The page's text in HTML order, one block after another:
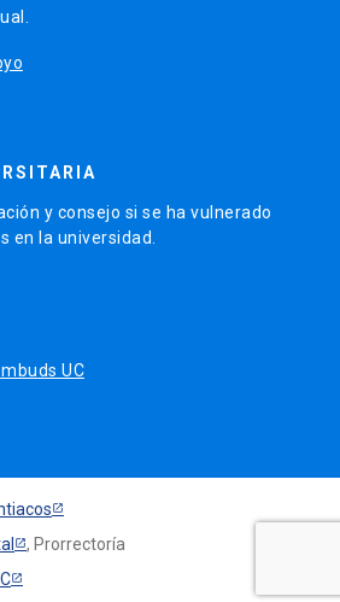
y consejo si se ha vulnerado
en la universidad.
UC
, Prorrectoría